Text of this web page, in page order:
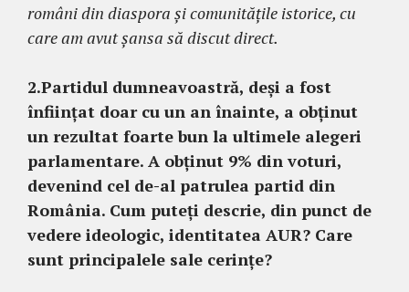
români din diaspora și comunitățile istorice, cu
care am avut șansa să discut direct.
2.Partidul dumneavoastră, deși a fost
înființat doar cu un an înainte, a obținut
un rezultat foarte bun la ultimele alegeri
parlamentare. A obținut 9% din voturi,
devenind cel de-al patrulea partid din
România. Cum puteți descrie, din punct de
vedere ideologic, identitatea AUR? Care
sunt principalele sale cerințe?